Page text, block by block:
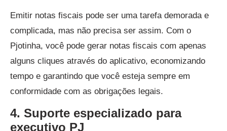
Emitir notas fiscais pode ser uma tarefa demorada e
complicada, mas não precisa ser assim. Com o
Pjotinha, você pode gerar notas fiscais com apenas
alguns cliques através do aplicativo, economizando
tempo e garantindo que você esteja sempre em
conformidade com as obrigações legais.
4. Suporte especializado para
executivo PJ